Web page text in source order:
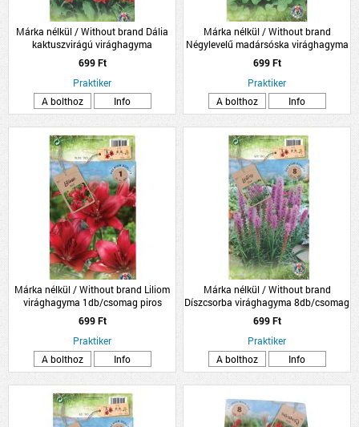
Márka nélkül / Without brand Dália
kaktuszvirágú virághagyma
1db/csomag piros
699 Ft
Praktiker
A bolthoz
Info
Márka nélkül / Without brand
Négylevelű madársóska virághagyma
15db/csomag
699 Ft
Praktiker
A bolthoz
Info
Márka nélkül / Without brand Liliom
virághagyma 1db/csomag piros
699 Ft
Praktiker
A bolthoz
Info
Márka nélkül / Without brand
Díszcsorba virághagyma 8db/csomag
kék
699 Ft
Praktiker
A bolthoz
Info